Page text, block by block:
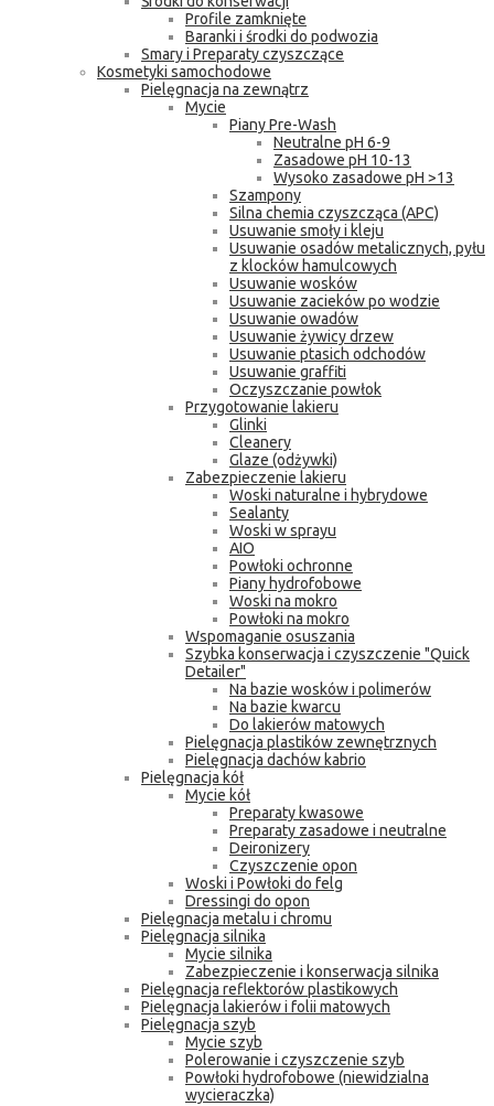
Profile zamknięte
Baranki i środki do podwozia
Smary i Preparaty czyszczące
Kosmetyki samochodowe
Pielęgnacja na zewnątrz
Mycie
Piany Pre-Wash
Neutralne pH 6-9
Zasadowe pH 10-13
Wysoko zasadowe pH >13
Szampony
Silna chemia czyszcząca (APC)
Usuwanie smoły i kleju
Usuwanie osadów metalicznych, pyłu
z klocków hamulcowych
Usuwanie wosków
Usuwanie zacieków po wodzie
Usuwanie owadów
Usuwanie żywicy drzew
Usuwanie ptasich odchodów
Usuwanie graffiti
Oczyszczanie powłok
Przygotowanie lakieru
Glinki
Cleanery
Glaze (odżywki)
Zabezpieczenie lakieru
Woski naturalne i hybrydowe
Sealanty
Woski w sprayu
AIO
Powłoki ochronne
Piany hydrofobowe
Woski na mokro
Powłoki na mokro
Wspomaganie osuszania
Szybka konserwacja i czyszczenie "Quick
Detailer"
Na bazie wosków i polimerów
Na bazie kwarcu
Do lakierów matowych
Pielęgnacja plastików zewnętrznych
Pielęgnacja dachów kabrio
Pielęgnacja kół
Mycie kół
Preparaty kwasowe
Preparaty zasadowe i neutralne
Deironizery
Czyszczenie opon
Woski i Powłoki do felg
Dressingi do opon
Pielęgnacja metalu i chromu
Pielęgnacja silnika
Mycie silnika
Zabezpieczenie i konserwacja silnika
Pielęgnacja reflektorów plastikowych
Pielęgnacja lakierów i folii matowych
Pielęgnacja szyb
Mycie szyb
Polerowanie i czyszczenie szyb
Powłoki hydrofobowe (niewidzialna
wycieraczka)